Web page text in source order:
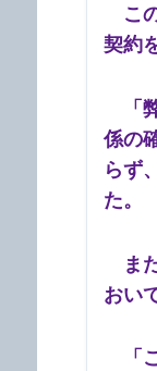
こ
契約
「
係の
らず
た。
ま
おい
「